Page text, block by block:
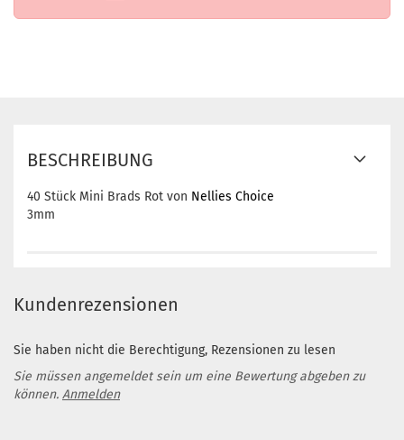
BESCHREIBUNG
40 Stück Mini Brads Rot von Nellies Choice
3mm
Kundenrezensionen
Sie haben nicht die Berechtigung, Rezensionen zu lesen
Sie müssen angemeldet sein um eine Bewertung abgeben zu
können. Anmelden